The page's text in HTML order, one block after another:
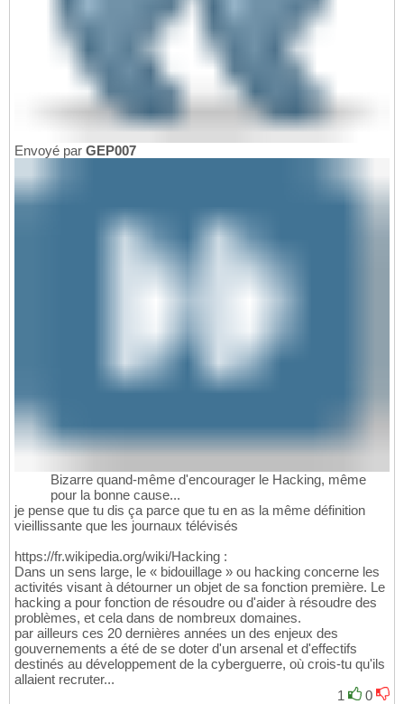
Envoyé par GEP007
Bizarre quand-même d'encourager le Hacking, même
pour la bonne cause...
je pense que tu dis ça parce que tu en as la même définition
vieillissante que les journaux télévisés
https://fr.wikipedia.org/wiki/Hacking :
Dans un sens large, le « bidouillage » ou hacking concerne les
activités visant à détourner un objet de sa fonction première. Le
hacking a pour fonction de résoudre ou d'aider à résoudre des
problèmes, et cela dans de nombreux domaines.
par ailleurs ces 20 dernières années un des enjeux des
gouvernements a été de se doter d'un arsenal et d'effectifs
destinés au développement de la cyberguerre, où crois-tu qu'ils
allaient recruter...
1
0